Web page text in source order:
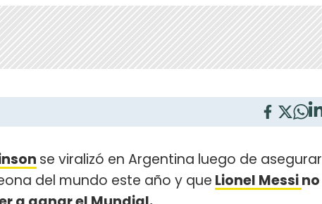
se viralizó en Argentina luego de asegurar
del mundo este año y que Lionel Messino